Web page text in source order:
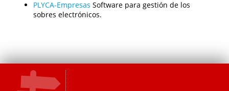
PLYCA-Empresas Software para gestión de los
sobres electrónicos.